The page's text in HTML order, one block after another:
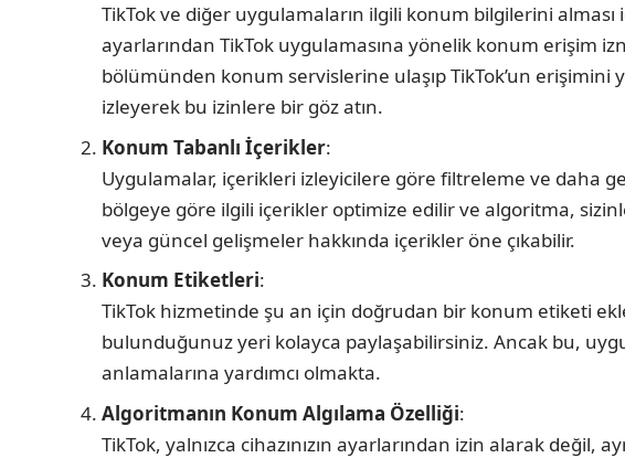
TikTok ve diğer uygulamaların ilgili konum bilgilerini
ayarlarından TikTok uygulamasına yönelik konum erişim
bölümünden konum servislerine ulaşıp TikTok’un erişimini
izleyerek bu izinlere bir göz atın.
Konum Tabanlı İçerikler:
Uygulamalar, içerikleri izleyicilere göre filtreleme ve daha
bölgeye göre ilgili içerikler optimize edilir ve algoritma,
veya güncel gelişmeler hakkında içerikler öne çıkabilir.
Konum Etiketleri:
TikTok hizmetinde şu an için doğrudan bir konum etiketi
bulunduğunuz yeri kolayca paylaşabilirsiniz. Ancak bu,
anlamalarına yardımcı olmakta.
Algoritmanın Konum Algılama Özelliği:
TikTok, yalnızca cihazınızın ayarlarından izin alarak